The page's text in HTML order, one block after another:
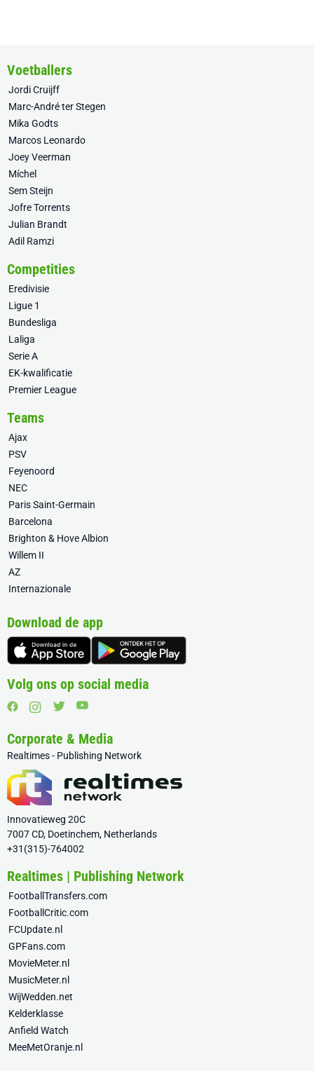
Voetballers
Jordi Cruijff
Marc-André ter Stegen
Mika Godts
Marcos Leonardo
Joey Veerman
Míchel
Sem Steijn
Jofre Torrents
Julian Brandt
Adil Ramzi
Competities
Eredivisie
Ligue 1
Bundesliga
Laliga
Serie A
EK-kwalificatie
Premier League
Teams
Ajax
PSV
Feyenoord
NEC
Paris Saint-Germain
Barcelona
Brighton & Hove Albion
Willem II
AZ
Internazionale
Download de app
Volg ons op social media
Corporate & Media
Realtimes - Publishing Network
Innovatieweg 20C
7007 CD, Doetinchem, Netherlands
+31(315)-764002
Realtimes | Publishing Network
FootballTransfers.com
FootballCritic.com
FCUpdate.nl
GPFans.com
MovieMeter.nl
MusicMeter.nl
WijWedden.net
Kelderklasse
Anfield Watch
MeeMetOranje.nl